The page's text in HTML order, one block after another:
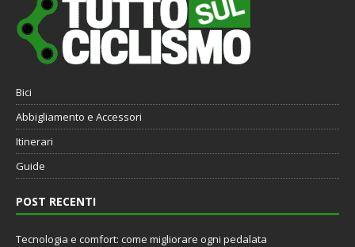
Bici
Abbigliamento e Accessori
Itinerari
Guide
POST RECENTI
Tecnologia e comfort: come migliorare ogni pedalata